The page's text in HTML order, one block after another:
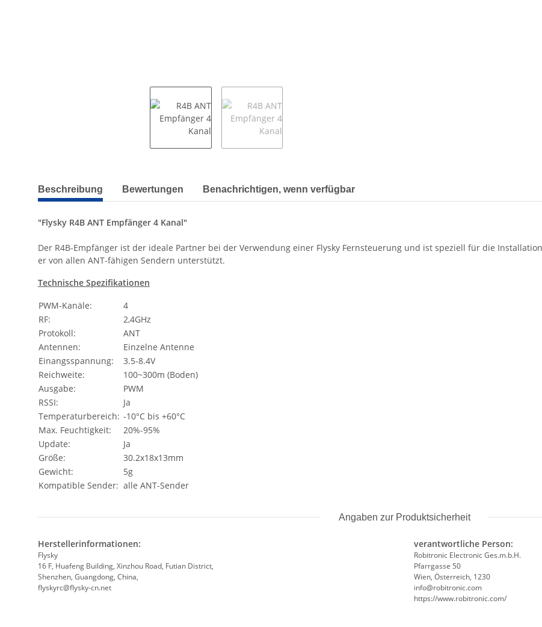
weitere Registerkarten anzeigen
Beschreibung Bewertungen Benachrichtigen, wenn verfügbar
"Flysky R4B ANT Empfänger 4 Kanal"
Der R4B-Empfänger ist der ideale Partner bei der Verwendung einer Flysky Fernsteuerung und ist speziell für die
er von allen ANT-fähigen Sendern unterstützt.
Technische Spezifikationen
PWM-Kanäle:
4
RF:
2,4GHz
Protokoll:
ANT
Antennen:
Einzelne Antenne
Einangsspannung:
3.5-8.4V
Reichweite:
100~300m (Boden)
Ausgabe:
PWM
RSSI:
Ja
Temperaturbereich: -10°C bis +60°C
Max. Feuchtigkeit:
20%-95%
Update:
Ja
Größe:
30.2x18x13mm
Gewicht:
5g
Kompatible Sender: alle ANT-Sender
Angaben zur Produktsicherheit
Herstellerinformationen:
Flysky
16 F, Huafeng Building, Xinzhou Road, Futian District,
Shenzhen, Guangdong, China,
flyskyrc@flysky-cn.net
verantwortliche Person:
Robitronic Electronic Ges.m.b.H.
Pfarrgasse 50
Wien, Österreich, 1230
info@robitronic.com
https://www.robitronic.com/